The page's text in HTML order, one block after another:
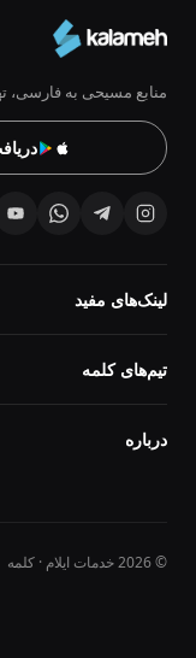
منابع مسیحی به فارسی،
لینک‌های مفید
تیم‌های کلمه
درباره
© 2026 خدمات ایلام · کلمه